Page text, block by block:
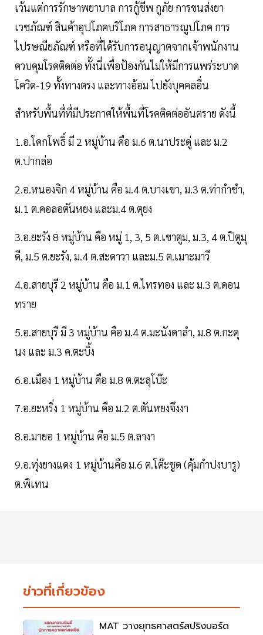
เว้นแต่การรักษาพยาบาล การกู้ชีพ กูภัย การขนส่งยา
เวชภัณฑ์ สินค้าอุปโภคบริโภค การสาธารณูปโภค การ
ไปรษณียภัณฑ์ หรือที่ได้รับการอนุญาตจากเจ้าพนักงาน
ควบคุมโรคติดต่อ ทั้งนี่เพื่อป้องกันไม่ให้มีการแพร่ระบาด
โควิด-19 ทั้งทางตรง และทางอ้อม ไปยังบุคคลอื่น
สำหรับพื้นที่ที่มีประกาศให้พื้นที่โรคติดต่ออันตราย ดังนี้
1.อ.โคกโพธิ์ มี 2 หมู่บ้าน คือ ม.6 ต.นาประดู่ และ ม.2
ต.ปากล่อ
2.อ.หนองจิก 4 หมู่บ้าน คือ ม.4 ต.บางเขา, ม.3 ต.ท่ากำชำ,
ม.1 ต.คอลอตันหยง และม.4 ต.ตุยง
3.อ.ยะรัง 8 หมู่บ้าน คือ หมู่ 1, 3, 5 ต.เขาตูม, ม.3, 4 ต.ปิตูมุ
ดี, ม.5 ต.ยะรัง, ม.4 ต.สะดาวา และม.5 ต.เมาะมาวี
4.อ.สายบุรี 2 หมู่บ้าน คือ ม.1 ต.ไทรทอง และ ม.3 ต.ดอน
ทราย
5.อ.สายบุรี มี 3 หมู่บ้าน คือ ม.4 ต.มะนังดาลำ, ม.8 ต.กะดุ
นง และ ม.3 ค.ตะบิ้ง
6.อ.เมือง 1 หมู่บ้าน คือ ม.8 ต.ตะลุโบ๊ะ
7.อ.ยะหริ่ง 1 หมู่บ้าน คือ ม.2 ต.ตันหยงจึงงา
8.อ.มายอ 1 หมู่บ้าน คือ ม.5 ต.ลางา
9.อ.ทุ่งยางแดง 1 หมู่บ้านคือ ม.6 ต.โต๊ะชูด (คุ้มกำปงบารู)
ต.พิเทน
ข่าวที่เกี่ยวข้อง
MAT วางยุทธศาสตร์สปริงบอร์ด